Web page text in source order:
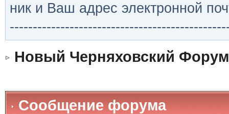
ник и Ваш адрес электронной
Новый Черняховский Форум
Сообщение форума